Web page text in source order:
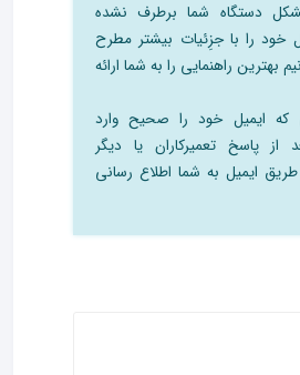
دستگاه شما برطرف نشده
خود را با جزِئیات بیشتر مطرح
بهترین راهنمایی را به شما ارائه
که ایمیل خود را صحیح وارد
از پاسخ تعمیرکاران یا دیگر
طریق ایمیل به شما اطلاع رسانی